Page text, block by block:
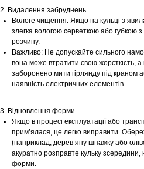
2. Видалення забруднень.
Вологе чищення: Якщо на кульці
злегка вологою серветкою або губкою
розчину.
Важливо: Не допускайте сильного
вона може втратити свою жорсткість,
заборонено мити гірлянду під краном
наявність електричних елементів.
3. Відновлення форми.
Якщо в процесі експлуатації або
прим’ялася, це легко виправити.
(наприклад, дерев’яну шпажку або
акуратно розправте кульку зсередини,
форми.